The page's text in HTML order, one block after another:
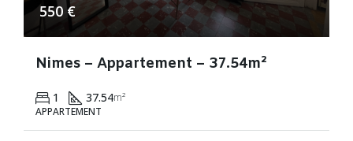
550 €
Nimes – Appartement – 37.54m²
1 37.54m²
APPARTEMENT